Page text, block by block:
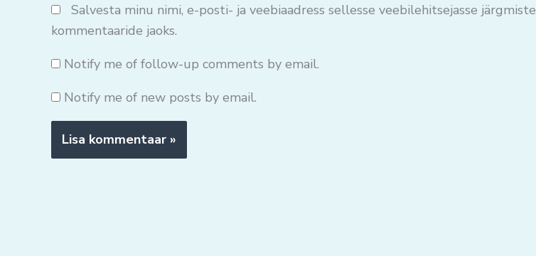
Salvesta minu nimi, e-posti- ja veebiaadress sellesse veebilehitsejasse järgmiste
kommentaaride jaoks.
Notify me of follow-up comments by email.
Notify me of new posts by email.